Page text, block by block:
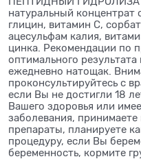
натуральный концентрат
глицин, витамин С,
ацесульфам калия,
цинка. Рекомендации по
оптимального
ежедневно натощак.
проконсультируйтесь с
если Вы не достигли 18
Вашего здоровья или
заболевания,
препараты, планируете
процедуру, если Вы
беременность, кормите